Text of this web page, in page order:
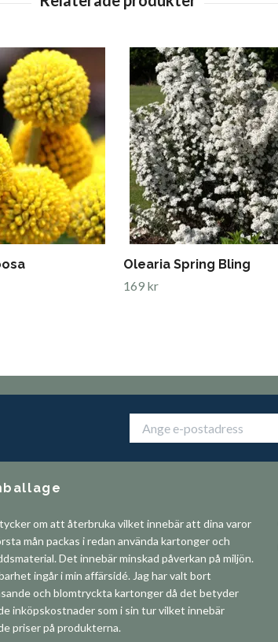
Olearia Spring Bling
169 kr
tycker om att återbruka vilket innebär att dina varor
mån packas i redan använda kartonger och
Det innebär minskad påverkan på miljön.
ingår i min affärsidé. Jag har valt bort
och blomtryckta kartonger då det betyder
inköpskostnader som i sin tur vilket innebär
priser på produkterna.